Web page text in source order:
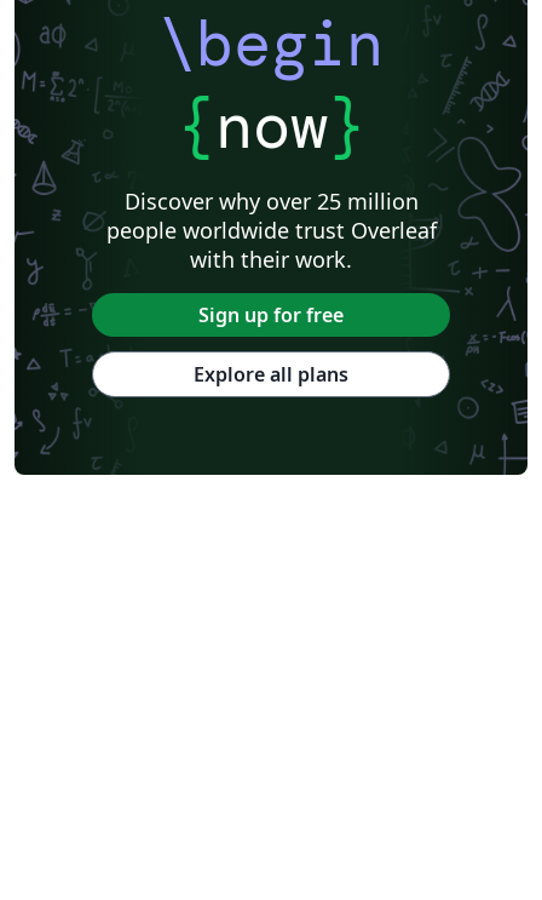
\begin
{now}
Discover why over 25 million
people worldwide trust Overleaf
with their work.
Sign up for free
Explore all plans